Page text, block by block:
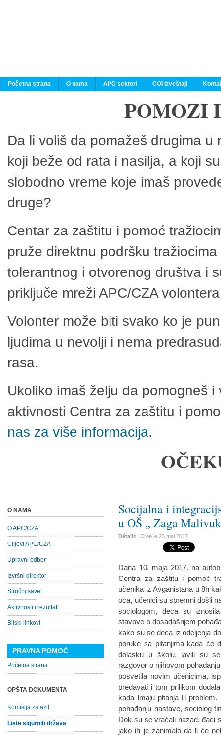
Početna strana O nama APC sektori COI izveštaji
POMOZI
Da li voliš da pomažeš drugima
koji beže od rata i nasilja, a koji
slobodno vreme koje imaš
druge?
Centar za zaštitu i pomoć
pruže direktnu podršku
tolerantnog i otvorenog društva i
priključe mreži APC/CZA
Volonter može biti svako ko je
ljudima u nevolji i nema
rasa.
Ukoliko imaš želju da pomogneš
aktivnosti Centra za zaštitu i
nas za više informacija.
Socijalna i
u OŠ „ Zaga
Détails Créé le23 mai 2017
Dana 10. maja 2017. na
Centra za zaštitu i pomoć
učenika iz Avganistana u 8h
oca, učenici su spremni došli
sociologom, deca su
stavove o dosadašnjem
kako su se deca iz odeljenja
poruke sa pitanjima kada će
dolasku u školu, javili su
razgovor o njihovom
posvetila novim učenicima,
predavati i tom prilikom
kada imaju pitanja ili
pohađanju nastave, sociolog
Dok su se vraćali nazad, đaci
jako ih je zanimalo da li će
O NAMA
O APC/CZA
Ciljevi APC/CZA
Upravni odbor
Izvršni direktor
Stručni savet
Aktivnosti i rezultati
Bliski linkovi
PRAVNA POMOĆ
Početna strana
OPŠTA DOKUMENTA
Komisija za azil
Liste sigurnih država